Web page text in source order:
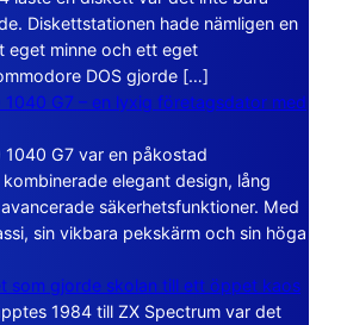
Diskettstationen hade nämligen en
eget minne och ett eget
DOS gjorde […]
G7 – en lyxig företagsdator med
G7 var en påkostad
elegant design, lång
säkerhetsfunktioner. Med
sin vikbara pekskärm och sin höga
som gjorde skolan till ett öppet kaos
1984 till ZX Spectrum var det